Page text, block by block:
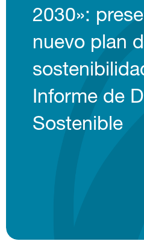
2030»:
nuevo plan
Informe de
Sostenible